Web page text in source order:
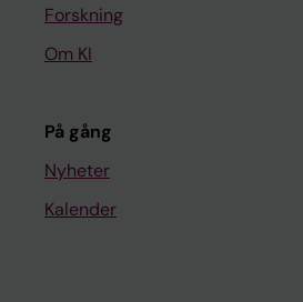
Forskning
Om KI
På gång
Nyheter
Kalender